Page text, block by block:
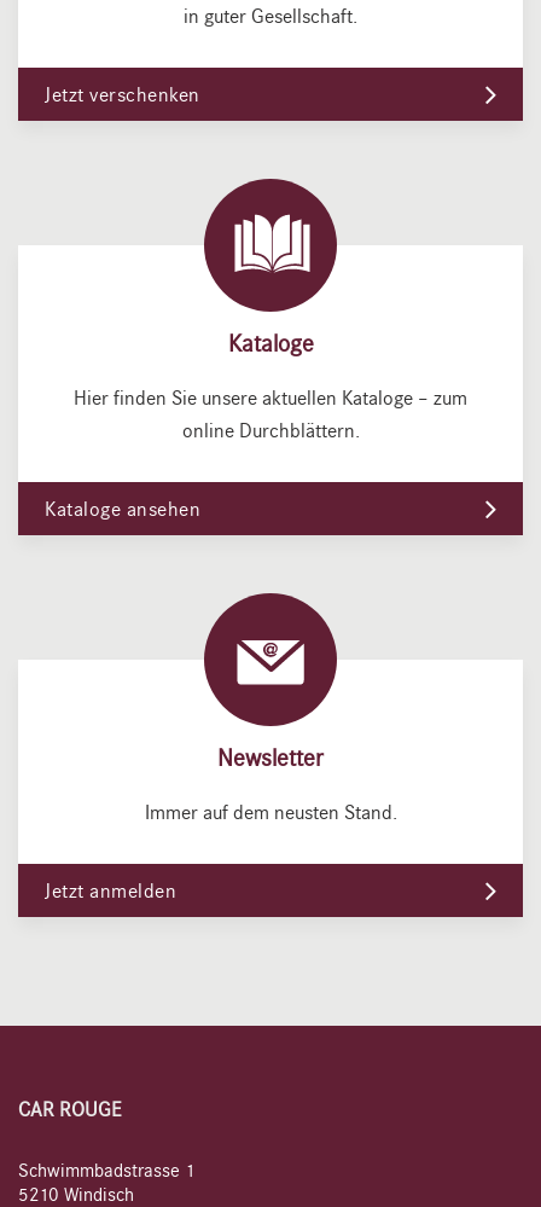
in guter Gesellschaft.
Jetzt verschenken
Kataloge
Hier finden Sie unsere aktuellen Kataloge – zum
online Durchblättern.
Kataloge ansehen
Newsletter
Immer auf dem neusten Stand.
Jetzt anmelden
CAR ROUGE
Schwimmbadstrasse 1
5210 Windisch